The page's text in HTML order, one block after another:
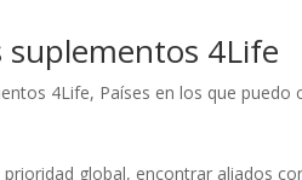
suplementos 4Life
4Life, Países en los que puedo
global, encontrar aliados